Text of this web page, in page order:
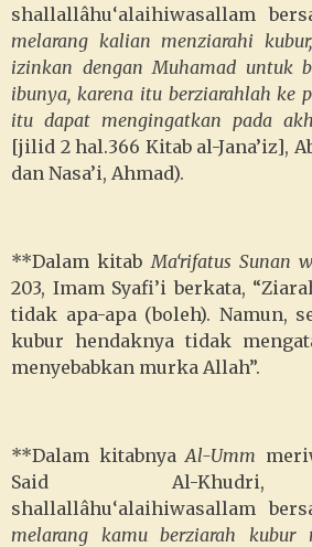
shallallâhu‘alaihiwasallam
melarang kalian menziarahi
izinkan dengan Muhamad untuk
ibunya, karena itu berziarahlah ke
itu dapat mengingatkan pada
[jilid 2 hal.366 Kitab al-Jana’iz],
dan Nasa’i, Ahmad).
**Dalam kitabMa‘rifatus Sunan
203, Imam Syafi’i berkata,
tidak apa-apa (boleh). Namun,
kubur hendaknya tidak
menyebabkan murka Allah”.
**Dalam kitabnyaAl-Umm
Said Al-Khudri,
shallallâhu‘alaihiwasallam
melarang kamu berziarah kubur